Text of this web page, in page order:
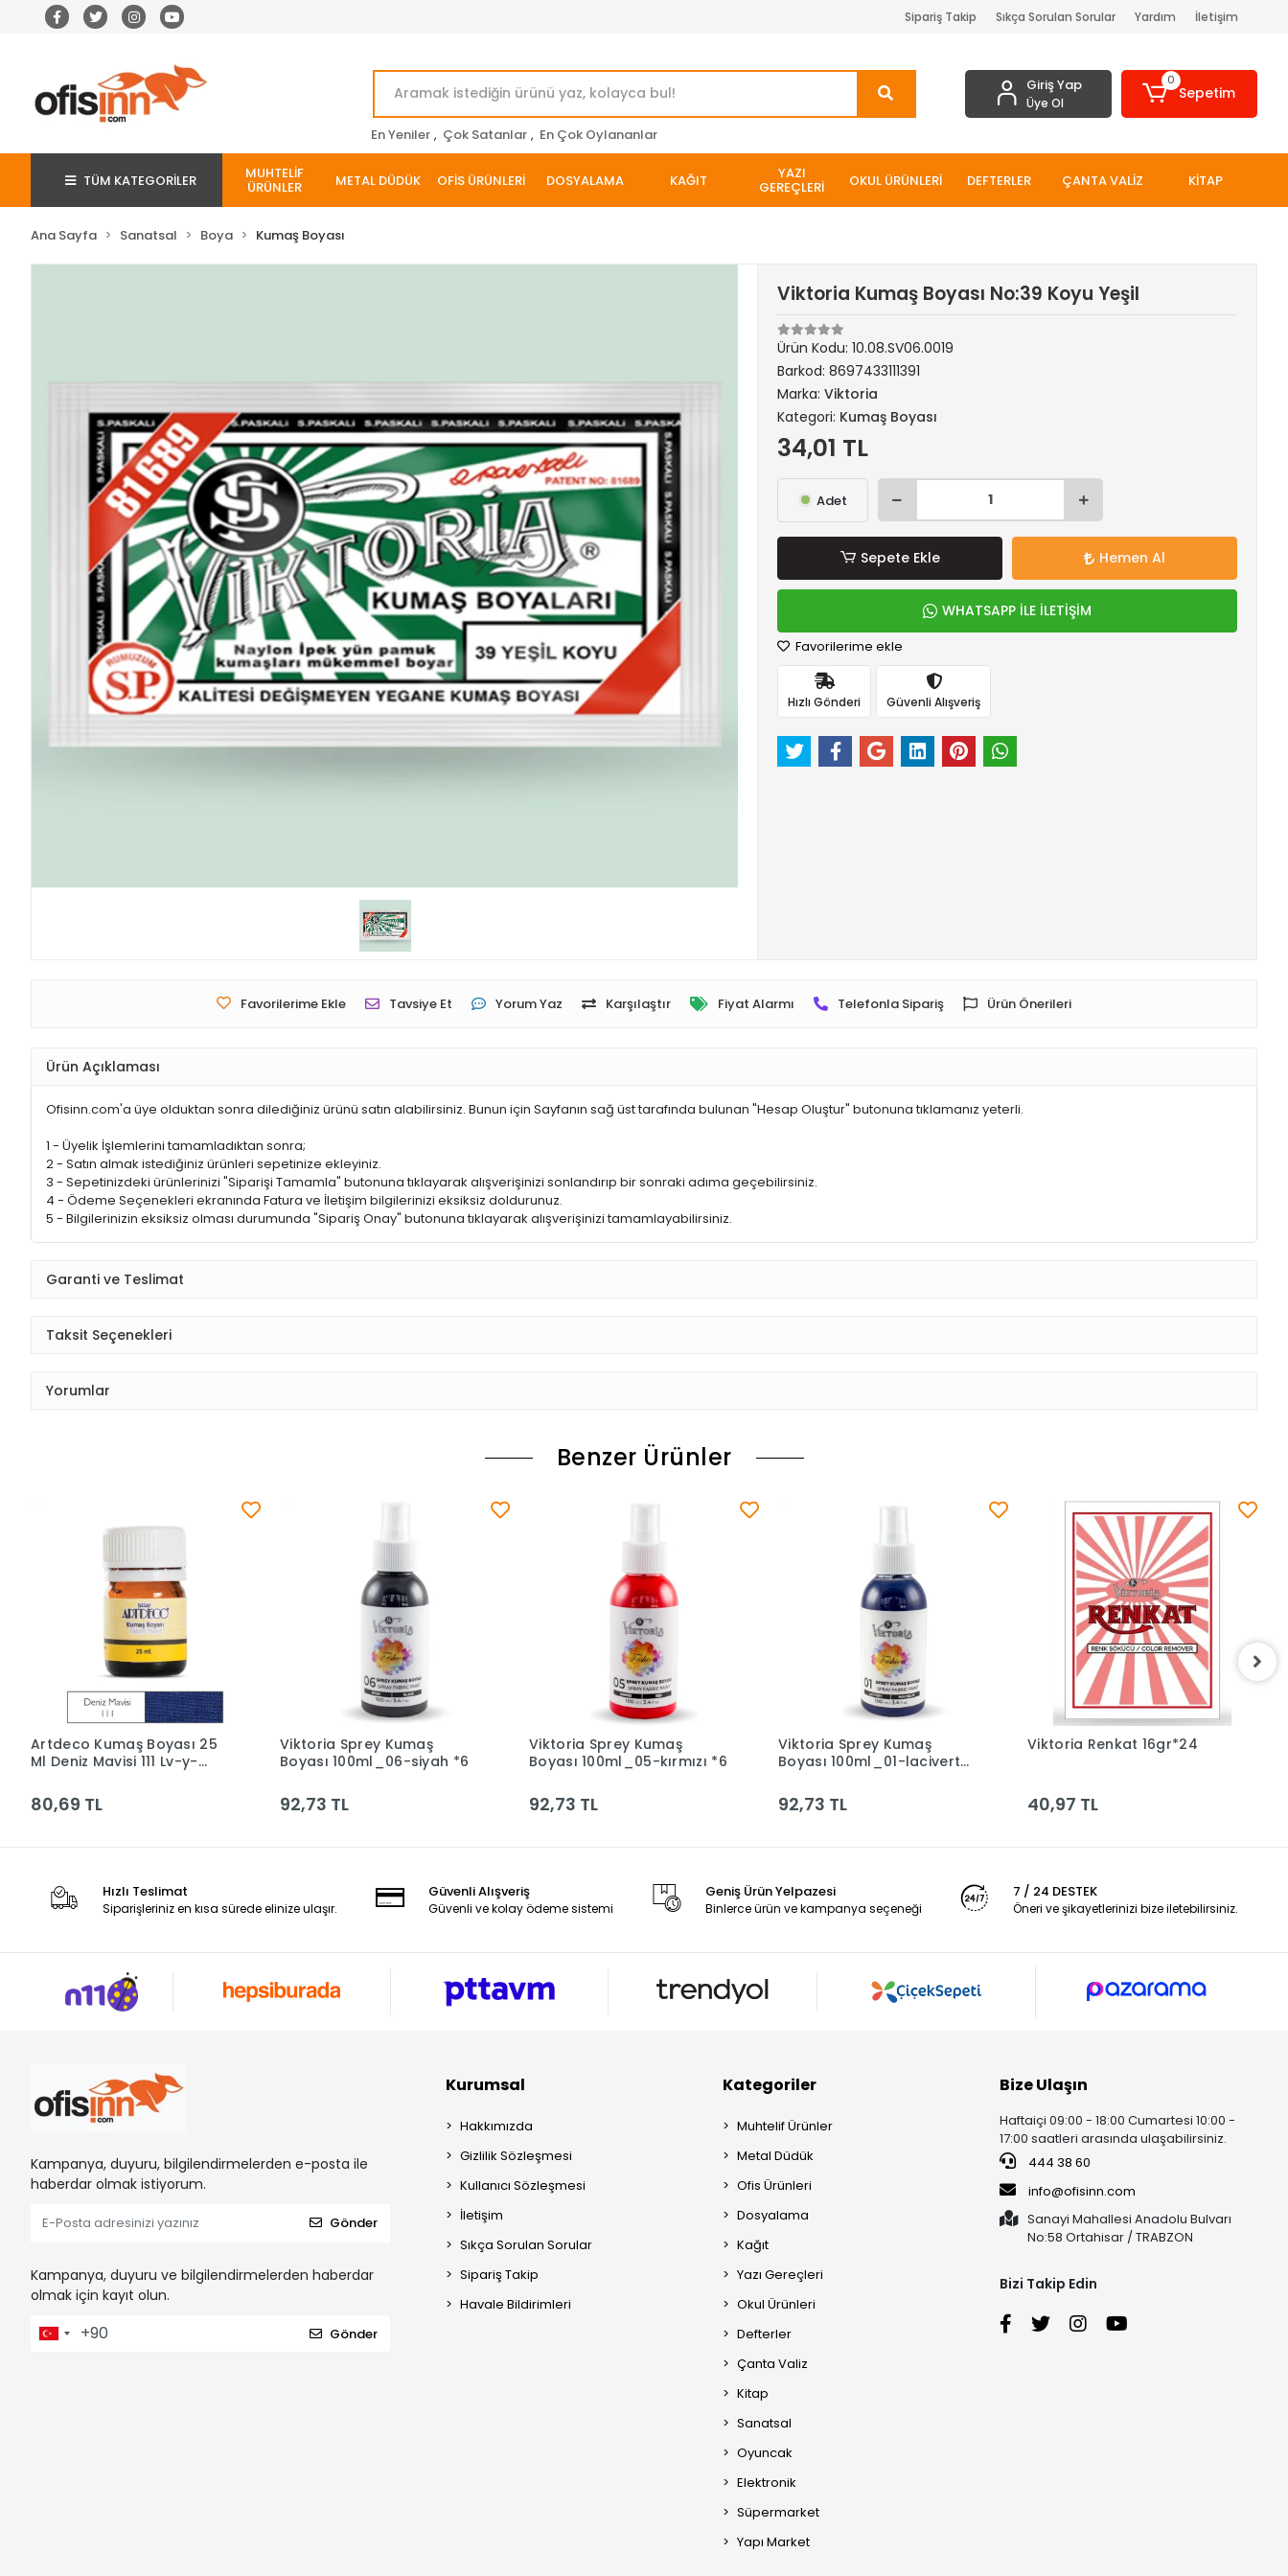
Sipariş Takip Sıkça Sorulan Sorular Yardım İletişim
En Yeniler , Çok Satanlar , En Çok Oylananlar
Giriş Yap
Üye Ol
0
Sepetim
TÜM KATEGORİLER MUHTELİF
ÜRÜNLER METAL DÜDÜK OFİS ÜRÜNLERİ DOSYALAMA KAĞIT YAZI
GEREÇLERİ OKUL ÜRÜNLERİ DEFTERLER ÇANTA VALİZ KİTAP
Ana Sayfa Sanatsal Boya Kumaş Boyası
Viktoria Kumaş Boyası No:39 Koyu Yeşil
Ürün Kodu:10.08.SV06.0019
Barkod:8697433111391
Marka:Viktoria
Kategori: Kumaş Boyası
34,01 TL
Adet
Sepete Ekle Hemen Al
WHATSAPP İLE İLETİŞİM
Favorilerime ekle
Hızlı Gönderi Güvenli Alışveriş
Favorilerime Ekle Tavsiye Et Yorum Yaz Karşılaştır Fiyat Alarmı Telefonla Sipariş Ürün Önerileri
Ürün Açıklaması
Ofisinn.com'a üye olduktan sonra dilediğiniz ürünü satın alabilirsiniz. Bunun için Sayfanın sağ üst tarafında bulunan "Hesap Oluştur" butonuna tıklamanız yeterli.
1 - Üyelik İşlemlerini tamamladıktan sonra;
2 - Satın almak istediğiniz ürünleri sepetinize ekleyiniz.
3 - Sepetinizdeki ürünlerinizi "Siparişi Tamamla" butonuna tıklayarak alışverişinizi sonlandırıp bir sonraki adıma geçebilirsiniz.
4 - Ödeme Seçenekleri ekranında Fatura ve İletişim bilgilerinizi eksiksiz doldurunuz.
5 - Bilgilerinizin eksiksiz olması durumunda "Sipariş Onay" butonuna tıklayarak alışverişinizi tamamlayabilirsiniz.
Garanti ve Teslimat
Taksit Seçenekleri
Yorumlar
Benzer Ürünler
Sepete Ekle
Artdeco Kumaş Boyası 25
Ml Deniz Mavisi 111 Lv-y-
80,69 TL
Sepete Ekle
Viktoria Sprey Kumaş
Boyası 100ml_06-siyah *6
92,73 TL
Sepete Ekle
Viktoria Sprey Kumaş
Boyası 100ml_05-kırmızı *6
92,73 TL
Sepete Ekle
Viktoria Sprey Kumaş
Boyası 100ml_01-lacivert
92,73 TL
Sepete Ekle
Viktoria Renkat 16gr*24
40,97 TL
Hızlı Teslimat
Siparişleriniz en kısa sürede elinize ulaşır.
Güvenli Alışveriş
Güvenli ve kolay ödeme sistemi
Geniş Ürün Yelpazesi
Binlerce ürün ve kampanya seçeneği
7 / 24 DESTEK
Öneri ve şikayetlerinizi bize iletebilirsiniz.
Kampanya, duyuru, bilgilendirmelerden e-posta ile
haberdar olmak istiyorum.
Gönder
Kampanya, duyuru ve bilgilendirmelerden haberdar
olmak için kayıt olun.
Gönder
Kurumsal
Hakkımızda
Gizlilik Sözleşmesi
Kullanıcı Sözleşmesi
İletişim
Sıkça Sorulan Sorular
Sipariş Takip
Havale Bildirimleri
Kategoriler
Muhtelif Ürünler
Metal Düdük
Ofis Ürünleri
Dosyalama
Kağıt
Yazı Gereçleri
Okul Ürünleri
Defterler
Çanta Valiz
Kitap
Sanatsal
Oyuncak
Elektronik
Süpermarket
Yapı Market
Bize Ulaşın
Haftaiçi 09:00 - 18:00 Cumartesi 10:00 -
17:00 saatleri arasında ulaşabilirsiniz.
444 38 60
info@ofisinn.com
Sanayi Mahallesi Anadolu Bulvarı
No:58 Ortahisar / TRABZON
Bizi Takip Edin